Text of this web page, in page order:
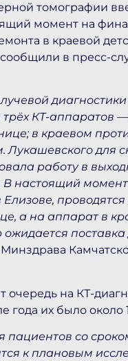
томографии
момент на
в краевой
в пресс-
КТ-аппаратов
в краевом
Лукашевского для
работу в
В настоящий
а на аппарат в
поставка
на КТ-
года их было около
со
к плановым